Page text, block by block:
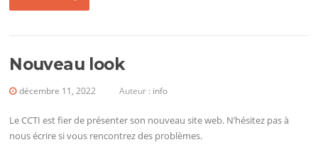
Nouveau look
décembre 11, 2022 Auteur : info
Le CCTI est fier de présenter son nouveau site web. N’hésitez pas à
nous écrire si vous rencontrez des problèmes.